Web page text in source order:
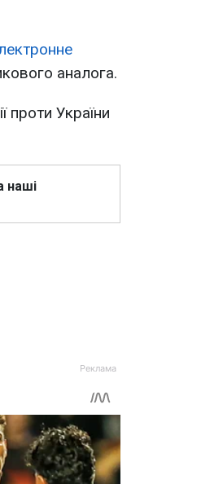
аналога.
проти України
наші